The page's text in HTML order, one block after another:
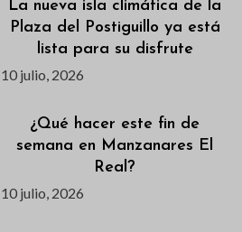
La nueva isla climática de la
Plaza del Postiguillo ya está
lista para su disfrute
10 julio, 2026
¿Qué hacer este fin de
semana en Manzanares El
Real?
10 julio, 2026